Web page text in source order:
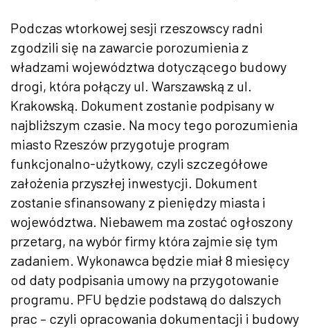
Podczas wtorkowej sesji rzeszowscy radni
zgodzili się na zawarcie porozumienia z
władzami województwa dotyczącego budowy
drogi, która połączy ul. Warszawską z ul.
Krakowską. Dokument zostanie podpisany w
najbliższym czasie. Na mocy tego porozumienia
miasto Rzeszów przygotuje program
funkcjonalno-użytkowy, czyli szczegółowe
założenia przyszłej inwestycji. Dokument
zostanie sfinansowany z pieniędzy miasta i
województwa. Niebawem ma zostać ogłoszony
przetarg, na wybór firmy która zajmie się tym
zadaniem. Wykonawca będzie miał 8 miesięcy
od daty podpisania umowy na przygotowanie
programu. PFU będzie podstawą do dalszych
prac – czyli opracowania dokumentacji i budowy